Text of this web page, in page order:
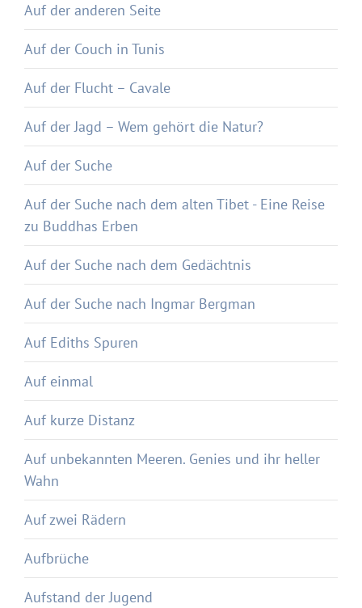
Auf der anderen Seite
Auf der Couch in Tunis
Auf der Flucht – Cavale
Auf der Jagd – Wem gehört die Natur?
Auf der Suche
Auf der Suche nach dem alten Tibet - Eine Reise
zu Buddhas Erben
Auf der Suche nach dem Gedächtnis
Auf der Suche nach Ingmar Bergman
Auf Ediths Spuren
Auf einmal
Auf kurze Distanz
Auf unbekannten Meeren. Genies und ihr heller
Wahn
Auf zwei Rädern
Aufbrüche
Aufstand der Jugend